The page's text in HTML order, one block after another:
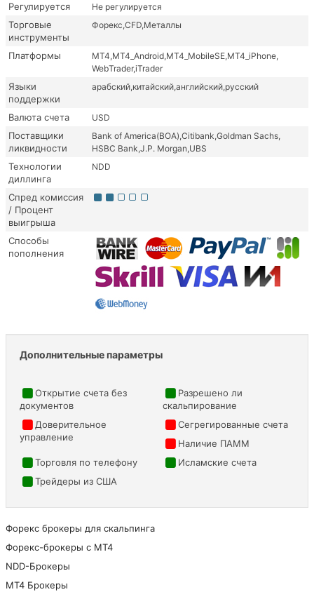
Регулируется
Не регулируется
Торговые
инструменты
Форекс CFD Металлы
Платформы MT4 MT4_Android MT4_MobileSE MT4_iPhone
WebTrader iTrader
Языки
поддержки
арабский китайский английский русский
Валюта счета USD
Поставщики
ликвидности
Bank of America(BOA) Citibank Goldman Sachs
HSBC Bank J.P. Morgan UBS
Технологии
диллинга
NDD
Спред комиссия
/ Процент
выигрыша
Способы
пополнения
Дополнительные параметры
Открытие счета без
документов
Разрешено ли
скальпирование
Доверительное
управление
Сегрегированные счета
Наличие ПАММ
Торговля по телефону
Исламские счета
Трейдеры из США
Форекс брокеры для скальпинга
Форекс-брокеры с MT4
NDD-Брокеры
МТ4 Брокеры